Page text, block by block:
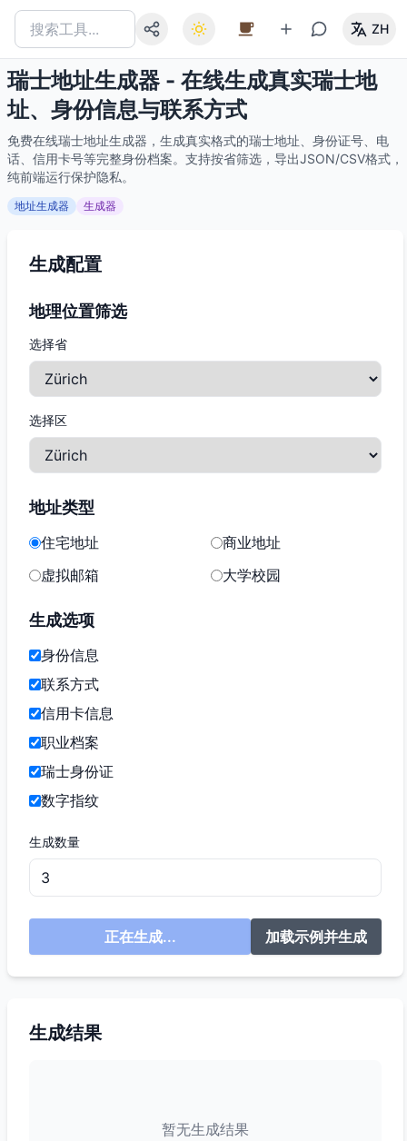
ZH
瑞士地址生成器 - 在线生成真实瑞士地
址、身份信息与联系方式
免费在线瑞士地址生成器，生成真实格式的瑞士地址、身份证号、电
话、信用卡号等完整身份档案。支持按省筛选，导出JSON/CSV格式，
纯前端运行保护隐私。
地址生成器 生成器
生成配置
地理位置筛选
选择省
选择区
地址类型
住宅地址
商业地址
虚拟邮箱
大学校园
生成选项
身份信息
联系方式
信用卡信息
职业档案
瑞士身份证
数字指纹
生成数量
正在生成... 加载示例并生成
生成结果
暂无生成结果